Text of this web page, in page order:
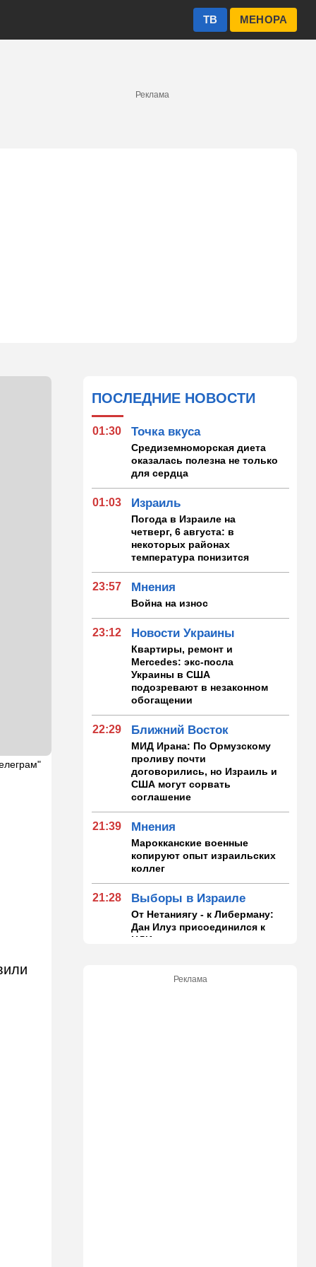
МЕНОРА
ТВ
Реклама
ПОСЛЕДНИЕ НОВОСТИ
01:30 Точка вкуса
Средиземноморская диета
оказалась полезна не только
для сердца
01:03 Израиль
Погода в Израиле на
четверг, 6 августа: в
некоторых районах
температура понизится
23:57 Мнения
Война на износ
23:12 Новости Украины
Квартиры, ремонт и
Mercedes: экс-посла
Украины в США
подозревают в незаконном
обогащении
22:29 Ближний Восток
МИД Ирана: По Ормузскому
проливу почти
договорились, но Израиль и
США могут сорвать
соглашение
21:39 Мнения
Марокканские военные
копируют опыт израильских
коллег
21:28 Выборы в Израиле
От Нетаниягу - к Либерману:
Дан Илуз присоединился к
НДИ
Грузия во тьме: столица
Реклама